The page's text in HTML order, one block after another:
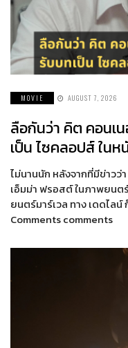
MOVIE AUGUST 7, 2026
ลือกันว่า คิต คอนเ
เป็น ไซคลอปส์ ในห
ไม่นานนัก หลังจากที่มีข่าวว่
เอ็มม่า ฟรอสต์ ในภาพยนต
ยนตร์มาร์เวล ทาง เดดไล
Comments comments